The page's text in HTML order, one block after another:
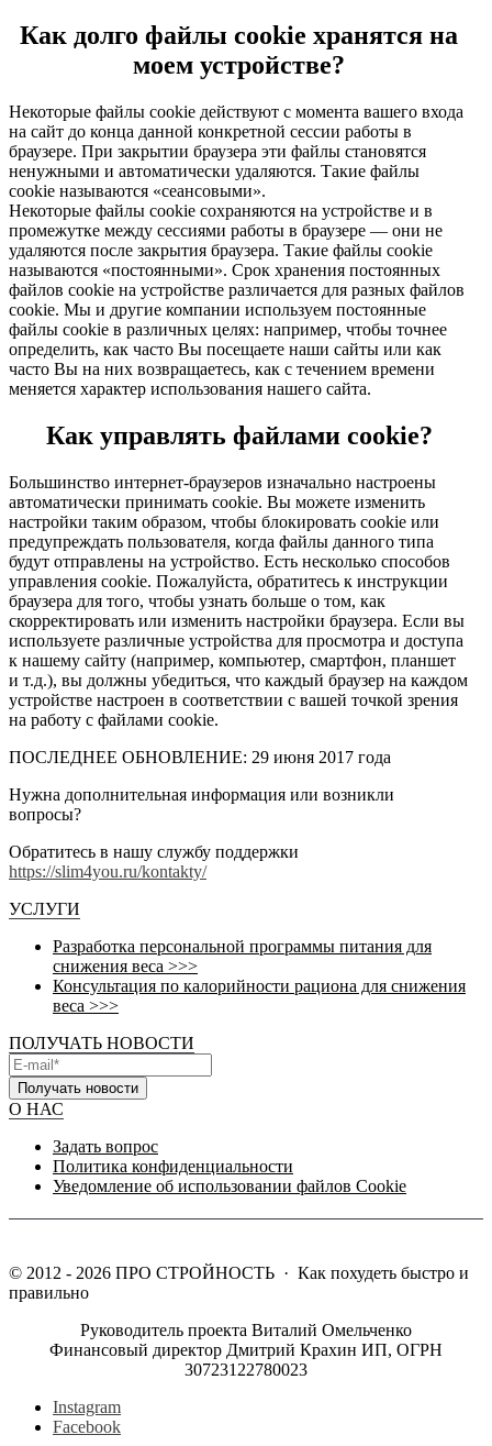
Как долго файлы cookie хранятся на
моем устройстве?
Некоторые файлы cookie действуют с момента вашего входа
на сайт до конца данной конкретной сессии работы в
браузере. При закрытии браузера эти файлы становятся
ненужными и автоматически удаляются. Такие файлы
cookie называются «сеансовыми».
Некоторые файлы cookie сохраняются на устройстве и в
промежутке между сессиями работы в браузере — они не
удаляются после закрытия браузера. Такие файлы cookie
называются «постоянными». Срок хранения постоянных
файлов cookie на устройстве различается для разных файлов
cookie. Мы и другие компании используем постоянные
файлы cookie в различных целях: например, чтобы точнее
определить, как часто Вы посещаете наши сайты или как
часто Вы на них возвращаетесь, как с течением времени
меняется характер использования нашего сайта.
Как управлять файлами cookie?
Большинство интернет-браузеров изначально настроены
автоматически принимать cookie. Вы можете изменить
настройки таким образом, чтобы блокировать cookie или
предупреждать пользователя, когда файлы данного типа
будут отправлены на устройство. Есть несколько способов
управления cookie. Пожалуйста, обратитесь к инструкции
браузера для того, чтобы узнать больше о том, как
скорректировать или изменить настройки браузера. Если вы
используете различные устройства для просмотра и доступа
к нашему сайту (например, компьютер, смартфон, планшет
и т.д.), вы должны убедиться, что каждый браузер на каждом
устройстве настроен в соответствии с вашей точкой зрения
на работу с файлами cookie.
ПОСЛЕДНЕЕ ОБНОВЛЕНИЕ: 29 июня 2017 года
Нужна дополнительная информация или возникли
вопросы?
Обратитесь в нашу службу поддержки
https://slim4you.ru/kontakty/
УСЛУГИ
Разработка персональной программы питания для
снижения веса >>>
Консультация по калорийности рациона для снижения
веса >>>
ПОЛУЧАТЬ НОВОСТИ
Получать новости
О НАС
Задать вопрос
Политика конфиденциальности
Уведомление об использовании файлов Cookie
© 2012 - 2026 ПРО СТРОЙНОСТЬ · Как похудеть быстро и
правильно
Руководитель проекта Виталий Омельченко
Финансовый директор Дмитрий Крахин ИП, ОГРН
30723122780023
Instagram
Facebook